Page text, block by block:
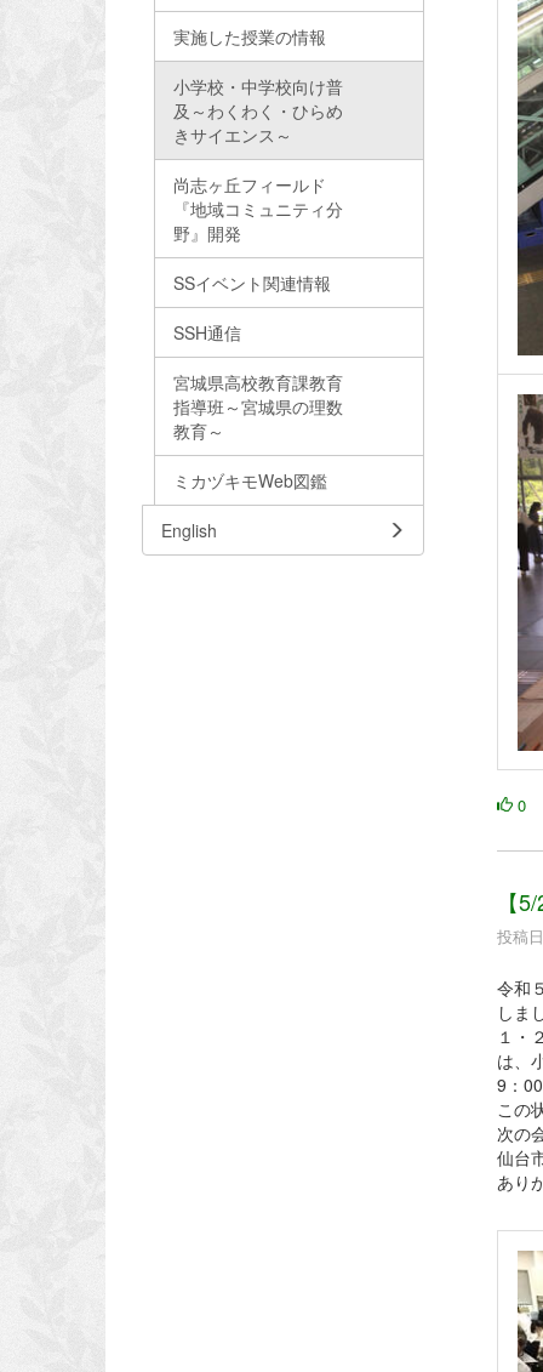
0
【
投稿
令和
しま
１・
は、
9：
この
次の
仙台
あり
実施した授業の情報
小学校・中学校向け普
及～わくわく・ひらめ
きサイエンス～
尚志ヶ丘フィールド
『地域コミュニティ分
野』開発
SSイベント関連情報
SSH通信
宮城県高校教育課教育
指導班～宮城県の理数
教育～
ミカヅキモWeb図鑑
English